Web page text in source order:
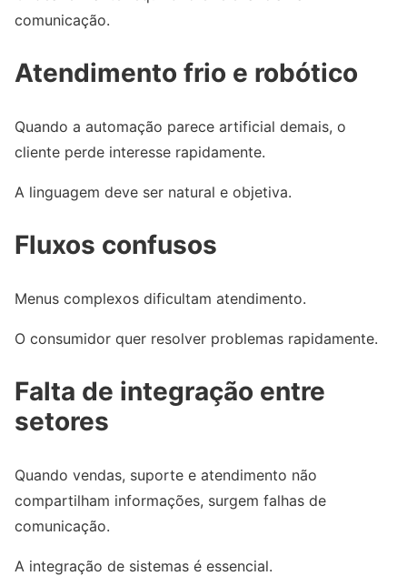
comunicação.
Atendimento frio e robótico
Quando a automação parece artificial demais, o
cliente perde interesse rapidamente.
A linguagem deve ser natural e objetiva.
Fluxos confusos
Menus complexos dificultam atendimento.
O consumidor quer resolver problemas rapidamente.
Falta de integração entre
setores
Quando vendas, suporte e atendimento não
compartilham informações, surgem falhas de
comunicação.
A integração de sistemas é essencial.